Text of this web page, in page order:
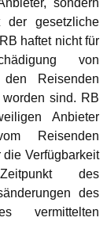
sondern
der gesetzliche
haftet nicht für
von
Reisenden
sind. RB
Anbieter
Reisenden
Verfügbarkeit
des
des
vermittelten